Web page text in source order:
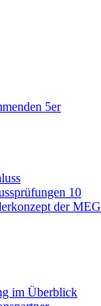
5er
10
der MEG
im Überblick